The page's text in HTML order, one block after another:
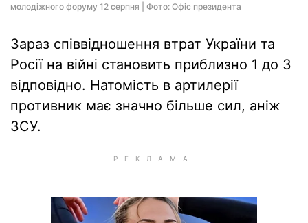
молодіжного форуму 12 серпня | Фото: Офіс президента
Зараз співвідношення втрат України та
Росії на війні становить приблизно 1 до 3
відповідно. Натомість в артилерії
противник має значно більше сил, аніж
ЗСУ.